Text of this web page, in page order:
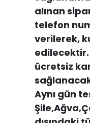
alınan
telefon
verilerek,
ücretsiz
Aynı gün